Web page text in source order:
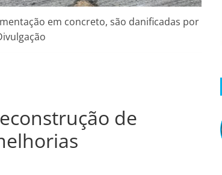
em concreto, são danificadas por
de